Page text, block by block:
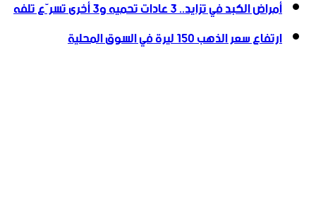
أمراض الكبد في تزايد.. 3 عادات تحميه و3 أخرى تسرّع تلفه
ارتفاع سعر الذهب 150 ليرة في السوق المحلية‎